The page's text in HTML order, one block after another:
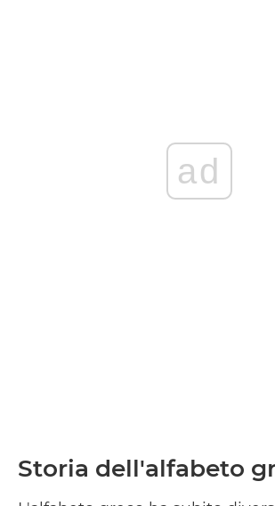
ad
Storia dell'alfabeto